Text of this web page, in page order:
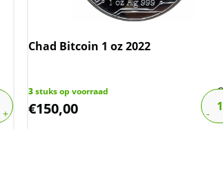
Chad Bitcoin 1 oz 2022
3stuks op voorraad
€150,00